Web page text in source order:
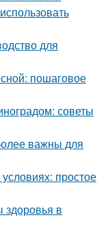
для
пошаговое
советы
важны для
простое
здоровья в